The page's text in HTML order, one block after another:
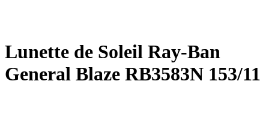
Lunette de Soleil Ray-Ban
General Blaze RB3583N 153/11